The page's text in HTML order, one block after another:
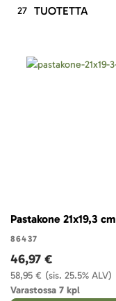
27 TUOTETTA
Pastakone 21x19,3 cm
86437
(sis. 25.5% ALV)
58,95 €
46,97 €
Varastossa 7 kpl